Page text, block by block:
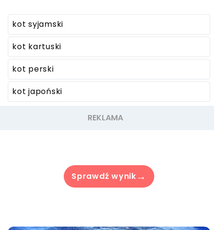
kot syjamski
kot kartuski
kot perski
kot japoński
Sprawdź wynik →